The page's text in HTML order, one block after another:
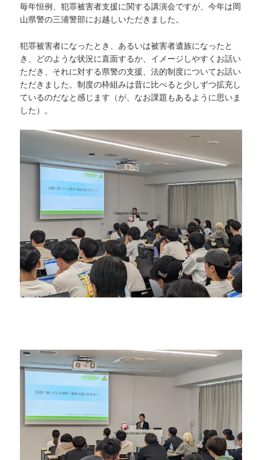
毎年恒例、犯罪被害者支援に関する講演会ですが、今年は岡
山県警の三浦警部にお越しいただきました。
犯罪被害者になったとき、あるいは被害者遺族になったと
き、どのような状況に直面するか、イメージしやすくお話い
ただき、それに対する県警の支援、法的制度についてお話い
ただきました。制度の枠組みは昔に比べると少しずつ拡充し
ているのだなと感じます（が、なお課題もあるように思いま
した）。